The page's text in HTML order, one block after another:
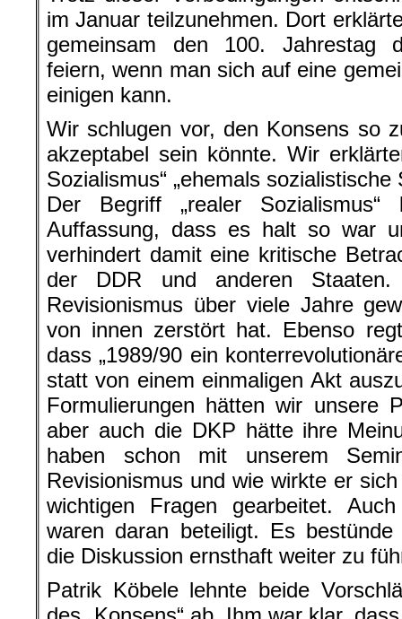
im Januar teilzunehmen. Dort
gemeinsam den 100. Jahrestag
feiern, wenn man sich auf eine
einigen kann.
Wir schlugen vor, den Konsens so
akzeptabel sein könnte. Wir
Sozialismus“ „ehemals
Der Begriff „realer Sozialismus“
Auffassung, dass es halt so war
verhindert damit eine kritische
der DDR und anderen
Revisionismus über viele Jahre
von innen zerstört hat. Ebenso
dass „1989/90 ein
statt von einem einmaligen Akt
Formulierungen hätten wir unsere
aber auch die DKP hätte ihre
haben schon mit unserem
Revisionismus und wie wirkte er
wichtigen Fragen gearbeitet.
waren daran beteiligt. Es
die Diskussion ernsthaft weiter zu
Patrik Köbele lehnte beide